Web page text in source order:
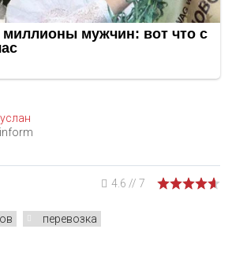
4.6 // 7
перевозка